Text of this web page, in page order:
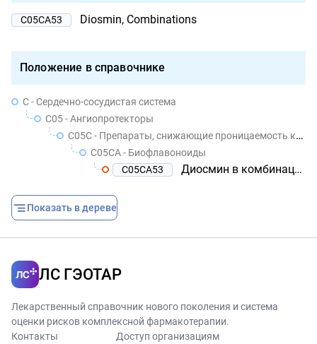
C05CA53 Diosmin, Combinations
Положение в справочнике
C - Сердечно-сосудистая система
C05 - Ангиопротекторы
C05C - Препараты, снижающие проницаемость капилляров
C05CA - Биофлавоноиды
C05CA53
Диосмин в комбинации с другими средствами
Показать в дереве
ЛС ГЭОТАР
Лекарственный справочник нового поколения и система
оценки рисков комплексной фармакотерапии.
Контакты
Доступ организациям